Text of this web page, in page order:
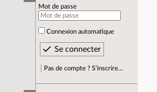
Mot de passe
Connexion automatique
Pas de compte ? S’inscrire…